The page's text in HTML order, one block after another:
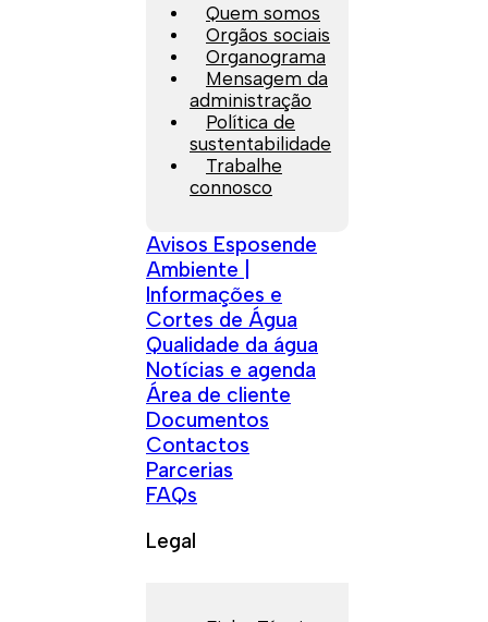
Quem somos
Orgãos sociais
Organograma
Mensagem da
administração
Política de
sustentabilidade
Trabalhe
connosco
Avisos Esposende
Ambiente |
Informações e
Cortes de Água
Qualidade da água
Notícias e agenda
Área de cliente
Documentos
Contactos
Parcerias
FAQs
Legal